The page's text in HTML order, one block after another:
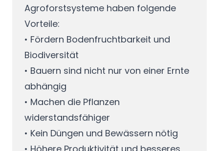
Agroforstsysteme haben folgende
Vorteile:
• Fördern Bodenfruchtbarkeit und
Biodiversität
• Bauern sind nicht nur von einer Ernte
abhängig
• Machen die Pflanzen
widerstandsfähiger
• Kein Düngen und Bewässern nötig